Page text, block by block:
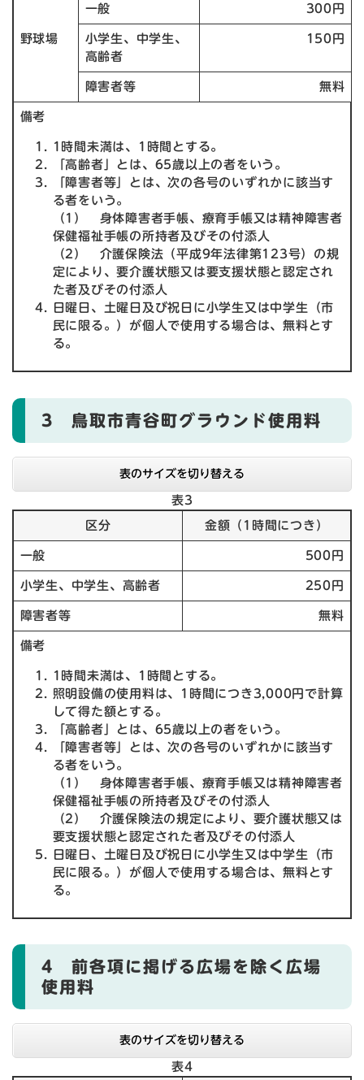
野球場
一般 300円
小学生、中学生、
高齢者
150円
障害者等 無料
備考
1時間未満は、1時間とする。
「高齢者」とは、65歳以上の者をいう。
「障害者等」とは、次の各号のいずれかに該当す
る者をいう。
（1） 身体障害者手帳、療育手帳又は精神障害者
保健福祉手帳の所持者及びその付添人
（2） 介護保険法（平成9年法律第123号）の規
定により、要介護状態又は要支援状態と認定され
た者及びその付添人
日曜日、土曜日及び祝日に小学生又は中学生（市
民に限る。）が個人で使用する場合は、無料とす
る。
3 鳥取市青谷町グラウンド使用料
表のサイズを切り替える
表3
区分 金額（1時間につき）
一般 500円
小学生、中学生、高齢者 250円
障害者等 無料
備考
1時間未満は、1時間とする。
照明設備の使用料は、1時間につき3,000円で計算
して得た額とする。
「高齢者」とは、65歳以上の者をいう。
「障害者等」とは、次の各号のいずれかに該当す
る者をいう。
（1） 身体障害者手帳、療育手帳又は精神障害者
保健福祉手帳の所持者及びその付添人
（2） 介護保険法の規定により、要介護状態又は
要支援状態と認定された者及びその付添人
日曜日、土曜日及び祝日に小学生又は中学生（市
民に限る。）が個人で使用する場合は、無料とす
る。
4 前各項に掲げる広場を除く広場
使用料
表のサイズを切り替える
表4